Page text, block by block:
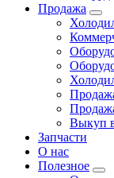
Продажа
Выкуп
Запчасти
О нас
Полезное